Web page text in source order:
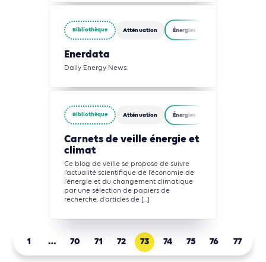
Bibliothèque Atténuation Énergies
Enerdata
Daily Energy News.
Bibliothèque Atténuation Énergies
Carnets de veille énergie et
climat
Ce blog de veille se propose de suivre
l’actualité scientifique de l’économie de
l’énergie et du changement climatique
par une sélection de papiers de
recherche, d’articles de [...]
1 … 70 71 72 73 74 75 76 77